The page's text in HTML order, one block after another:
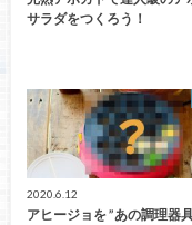
サラダをつくろう！
2020.6.12
アヒージョを ”あの調理器